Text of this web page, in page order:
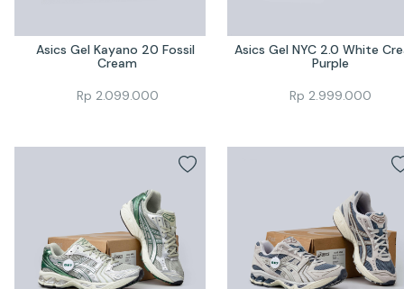
Asics Gel Kayano 20 Fossil
Cream
Rp 2.099.000
Asics Gel NYC 2.0 White
Purple
Rp 2.999.000